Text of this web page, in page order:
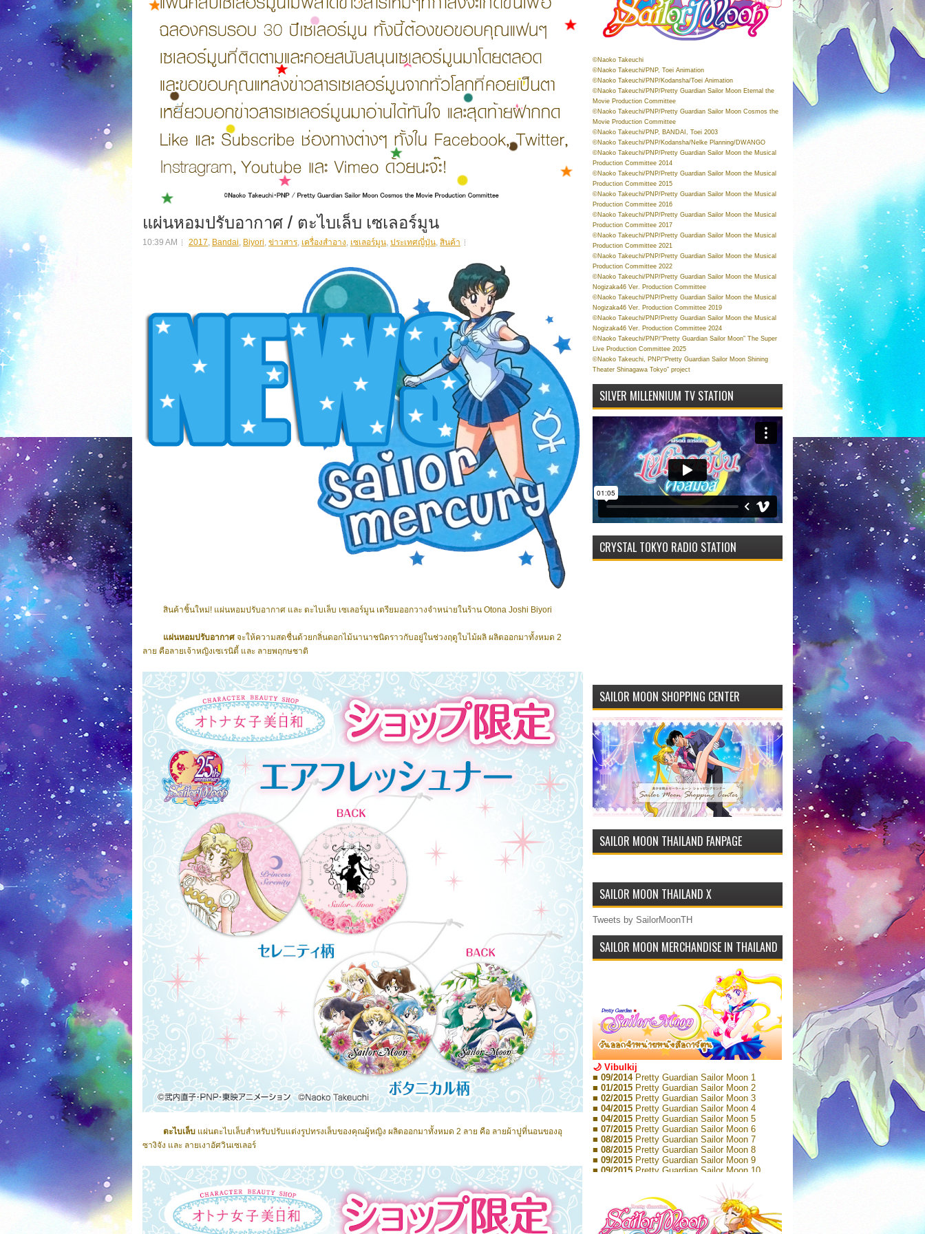
แผ่นหอมปรับอากาศ / ตะไบเล็บ เซเลอร์มูน
10:39 AM 2017, Bandai, Biyori, ข่าวสาร, เครื่องสำอาง, เซเลอร์มูน, ประเทศญี่ปุ่น, สินค้า
สินค้าชิ้นใหม่! แผ่นหอมปรับอากาศ และ ตะไบเล็บ เซเลอร์มูน เตรียมออกวางจำหน่ายในร้าน Otona Joshi Biyori
แผ่นหอมปรับอากาศ จะให้ความสดชื่นด้วยกลิ่นดอกไม้นานาชนิดราวกับอยู่ในช่วงฤดูใบไม้ผลิ ผลิตออกมาทั้งหมด 2
ลาย คือลายเจ้าหญิงเซเรนิตี้ และ ลายพฤกษชาติ
ตะไบเล็บ แผ่นตะไบเล็บสำหรับปรับแต่งรูปทรงเล็บของคุณผู้หญิง ผลิตออกมาทั้งหมด 2 ลาย คือ ลายผ้าปูที่นอนของอุ
ซางิจัง และ ลายเงาอัศวินเซเลอร์
©Naoko Takeuchi
©Naoko Takeuchi/PNP, Toei Animation
©Naoko Takeuchi/PNP/Kodansha/Toei Animation
©Naoko Takeuchi/PNP/Pretty Guardian Sailor Moon Eternal the
Movie Production Committee
©Naoko Takeuchi/PNP/Pretty Guardian Sailor Moon Cosmos the
Movie Production Committee
©Naoko Takeuchi/PNP, BANDAI, Toei 2003
©Naoko Takeuchi/PNP/Kodansha/Nelke Planning/DWANGO
©Naoko Takeuchi/PNP/Pretty Guardian Sailor Moon the Musical
Production Committee 2014
©Naoko Takeuchi/PNP/Pretty Guardian Sailor Moon the Musical
Production Committee 2015
©Naoko Takeuchi/PNP/Pretty Guardian Sailor Moon the Musical
Production Committee 2016
©Naoko Takeuchi/PNP/Pretty Guardian Sailor Moon the Musical
Production Committee 2017
©Naoko Takeuchi/PNP/Pretty Guardian Sailor Moon the Musical
Production Committee 2021
©Naoko Takeuchi/PNP/Pretty Guardian Sailor Moon the Musical
Production Committee 2022
©Naoko Takeuchi/PNP/Pretty Guardian Sailor Moon the Musical
Nogizaka46 Ver. Production Committee
©Naoko Takeuchi/PNP/Pretty Guardian Sailor Moon the Musical
Nogizaka46 Ver. Production Committee 2019
©Naoko Takeuchi/PNP/Pretty Guardian Sailor Moon the Musical
Nogizaka46 Ver. Production Committee 2024
©Naoko Takeuchi/PNP/“Pretty Guardian Sailor Moon” The Super
Live Production Committee 2025
©Naoko Takeuchi, PNP/“Pretty Guardian Sailor Moon Shining
Theater Shinagawa Tokyo” project
SILVER MILLENNIUM TV STATION
CRYSTAL TOKYO RADIO STATION
SAILOR MOON SHOPPING CENTER
SAILOR MOON THAILAND FANPAGE
SAILOR MOON THAILAND X
Tweets by SailorMoonTH
SAILOR MOON MERCHANDISE IN THAILAND
🌙 Vibulkij
■ 09/2014 Pretty Guardian Sailor Moon 1
■ 01/2015 Pretty Guardian Sailor Moon 2
■ 02/2015 Pretty Guardian Sailor Moon 3
■ 04/2015 Pretty Guardian Sailor Moon 4
■ 04/2015 Pretty Guardian Sailor Moon 5
■ 07/2015 Pretty Guardian Sailor Moon 6
■ 08/2015 Pretty Guardian Sailor Moon 7
■ 08/2015 Pretty Guardian Sailor Moon 8
■ 09/2015 Pretty Guardian Sailor Moon 9
■ 09/2015 Pretty Guardian Sailor Moon 10
Pretty Guardian Sailor Moon 11
Pretty Guardian Sailor Moon 12
Pretty Guardian Sailor Moon Short
Stories 1
■ 09/2018Pretty Guardian Sailor Moon Short